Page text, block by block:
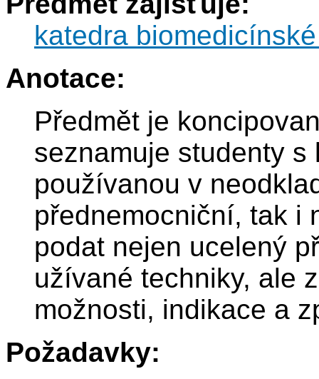
katedra
Anotace:
Předmět je
seznamuje studenty
používanou v
přednemocniční, tak i
podat nejen ucelený
užívané techniky, ale
možnosti, indikace a
Požadavky: